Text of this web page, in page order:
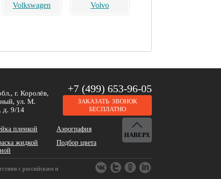
Volkswagen Volvo
DeLorean Dodge
г. Королёв,
ул. М.
д. 9/14
+7 (499) 653-96-05
ЗАКАЗАТЬ ЗВОНОК
БЕСПЛАТНО
пленкой
Аэрография
жидкой
Подбор цвета
НАВЕРХ
с российским и